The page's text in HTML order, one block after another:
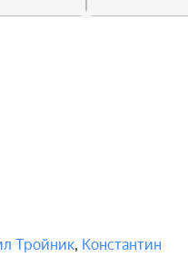
Тройник, Константин